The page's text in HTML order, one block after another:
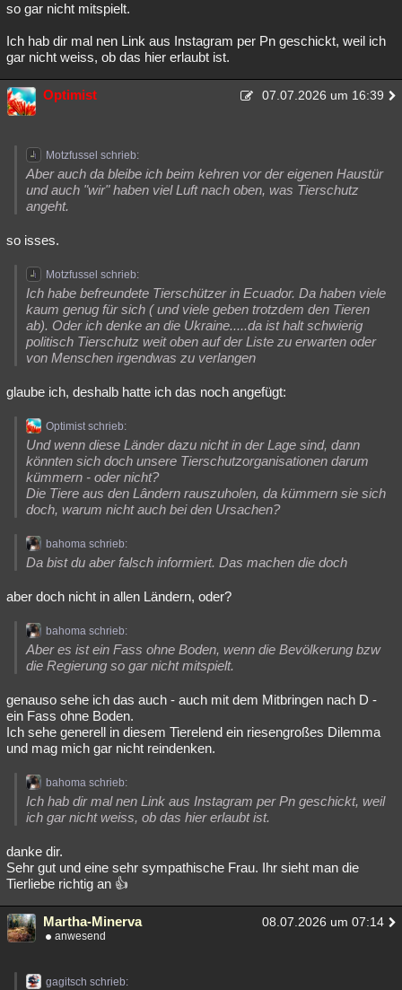
so gar nicht mitspielt.
Ich hab dir mal nen Link aus Instagram per Pn geschickt, weil ich
gar nicht weiss, ob das hier erlaubt ist.
Optimist 07.07.2026 um 16:39
Motzfussel schrieb:
Aber auch da bleibe ich beim kehren vor der eigenen Haustür
und auch "wir" haben viel Luft nach oben, was Tierschutz
angeht.
so isses.
Motzfussel schrieb:
Ich habe befreundete Tierschützer in Ecuador. Da haben viele
kaum genug für sich ( und viele geben trotzdem den Tieren
ab). Oder ich denke an die Ukraine.....da ist halt schwierig
politisch Tierschutz weit oben auf der Liste zu erwarten oder
von Menschen irgendwas zu verlangen
glaube ich, deshalb hatte ich das noch angefügt:
Optimist schrieb:
Und wenn diese Länder dazu nicht in der Lage sind, dann
könnten sich doch unsere Tierschutzorganisationen darum
kümmern - oder nicht?
Die Tiere aus den Lândern rauszuholen, da kümmern sie sich
doch, warum nicht auch bei den Ursachen?
bahoma schrieb:
Da bist du aber falsch informiert. Das machen die doch
aber doch nicht in allen Ländern, oder?
bahoma schrieb:
Aber es ist ein Fass ohne Boden, wenn die Bevölkerung bzw
die Regierung so gar nicht mitspielt.
genauso sehe ich das auch - auch mit dem Mitbringen nach D -
ein Fass ohne Boden.
Ich sehe generell in diesem Tierelend ein riesengroßes Dilemma
und mag mich gar nicht reindenken.
bahoma schrieb:
Ich hab dir mal nen Link aus Instagram per Pn geschickt, weil
ich gar nicht weiss, ob das hier erlaubt ist.
danke dir.
Sehr gut und eine sehr sympathische Frau. Ihr sieht man die
Tierliebe richtig an 👍
Martha-Minerva 08.07.2026 um 07:14
anwesend
gagitsch schrieb: